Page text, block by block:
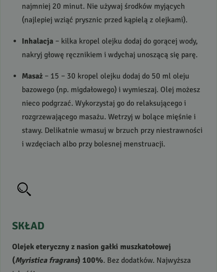
najmniej 20 minut. Nie używaj środków myjących
(najlepiej wziąć prysznic przed kąpielą z olejkami).
Inhalacja – kilka kropel olejku dodaj do gorącej wody,
nakryj głowę ręcznikiem i wdychaj unoszącą się parę.
Masaż – 15 – 30 kropel olejku dodaj do 50 ml oleju
bazowego (np. migdałowego) i wymieszaj. Olej możesz
nieco podgrzać. Wykorzystaj go do relaksującego i
rozgrzewającego masażu. Wetrzyj w bolące mięśnie i
stawy. Delikatnie wmasuj w brzuch przy niestrawności
i wzdęciach albo przy bolesnej menstruacji.
SKŁAD
Olejek eteryczny z nasion gałki muszkatołowej
(Myristica fragrans) 100%. Bez dodatków. Najwyższa